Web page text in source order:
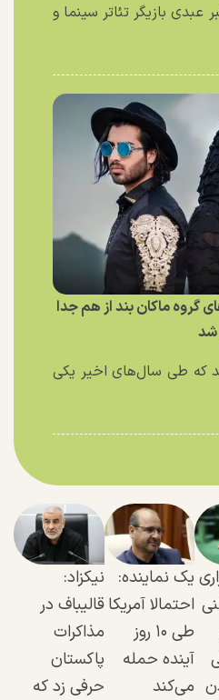
عبدی بازیگر تئاتر سینما و
گروه ماکان بند از هم جدا
شد
که طی سال‌های اخیر یکی
یک نماینده:
احتمالا آمریکا
طی ۱۰ روز
آینده حمله
می‌کند
نیکزاد:
قالیباف در
مذاکرات
پاکستان
حرفی زد که